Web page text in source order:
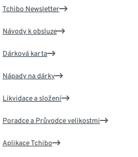
Tchibo Newsletter
Návody k obsluze
Dárková karta
Nápady na dárky
Likvidace a složení
Poradce a Průvodce velikostmi
Aplikace Tchibo